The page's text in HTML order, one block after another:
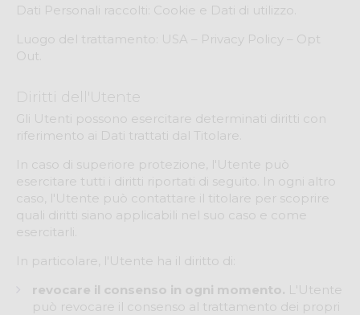
Dati Personali raccolti: Cookie e Dati di utilizzo.
Luogo del trattamento: USA – Privacy Policy – Opt
Out.
Diritti dell'Utente
Gli Utenti possono esercitare determinati diritti con
riferimento ai Dati trattati dal Titolare.
In caso di superiore protezione, l'Utente può
esercitare tutti i diritti riportati di seguito. In ogni altro
caso, l'Utente può contattare il titolare per scoprire
quali diritti siano applicabili nel suo caso e come
esercitarli.
In particolare, l'Utente ha il diritto di:
revocare il consenso in ogni momento. L'Utente
può revocare il consenso al trattamento dei propri